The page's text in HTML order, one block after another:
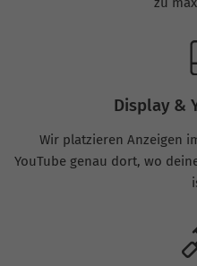
Display &
Wir platzieren Anzeigen
YouTube genau dort, wo